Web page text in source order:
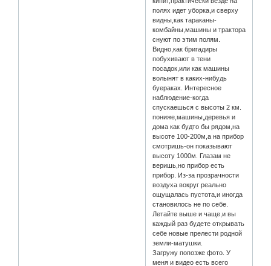
полях идет уборка,и сверху
видны,как тараканы-
комбайны,машины и трактора
снуют по этим полям.
Видно,как бригадиры
побухивают в тени
посадок,или как машины
волынят в каких-нибудь
буераках. Интересное
наблюдение-когда
спускаешься с высоты 2 км.
пониже,машины,деревья и
дома как будто бы рядом,на
высоте 100-200м,а на прибор
смотришь-он показывают
высоту 1000м. Глазам не
веришь,но прибор есть
прибор. Из-за прозрачности
воздуха вокруг реально
ощущалась пустота,и иногда
становилось не по себе.
Летайте выше и чаще,и вы
каждый раз будете открывать
себе новые прелести родной
земли-матушки.
Загружу попозже фото. У
меня и видео есть всего